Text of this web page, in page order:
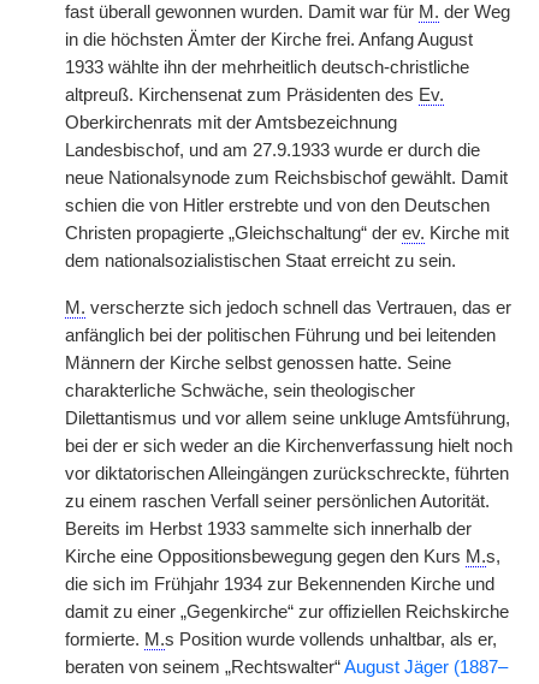
fast überall gewonnen wurden. Damit war für M. der Weg
in die höchsten Ämter der Kirche frei. Anfang August
1933 wählte ihn der mehrheitlich deutsch-christliche
altpreuß. Kirchensenat zum Präsidenten des Ev.
Oberkirchenrats mit der Amtsbezeichnung
Landesbischof, und am 27.9.1933 wurde er durch die
neue Nationalsynode zum Reichsbischof gewählt. Damit
schien die von Hitler erstrebte und von den Deutschen
Christen propagierte „Gleichschaltung“ der ev. Kirche mit
dem nationalsozialistischen Staat erreicht zu sein.
M. verscherzte sich jedoch schnell das Vertrauen, das er
anfänglich bei der politischen Führung und bei leitenden
Männern der Kirche selbst genossen hatte. Seine
charakterliche Schwäche, sein theologischer
Dilettantismus und vor allem seine unkluge Amtsführung,
bei der er sich weder an die Kirchenverfassung hielt noch
vor diktatorischen Alleingängen zurückschreckte, führten
zu einem raschen Verfall seiner persönlichen Autorität.
Bereits im Herbst 1933 sammelte sich innerhalb der
Kirche eine Oppositionsbewegung gegen den Kurs M.s,
die sich im Frühjahr 1934 zur Bekennenden Kirche und
damit zu einer „Gegenkirche“ zur offiziellen Reichskirche
formierte. M.s Position wurde vollends unhaltbar, als er,
beraten von seinem „Rechtswalter“August Jäger (1887–